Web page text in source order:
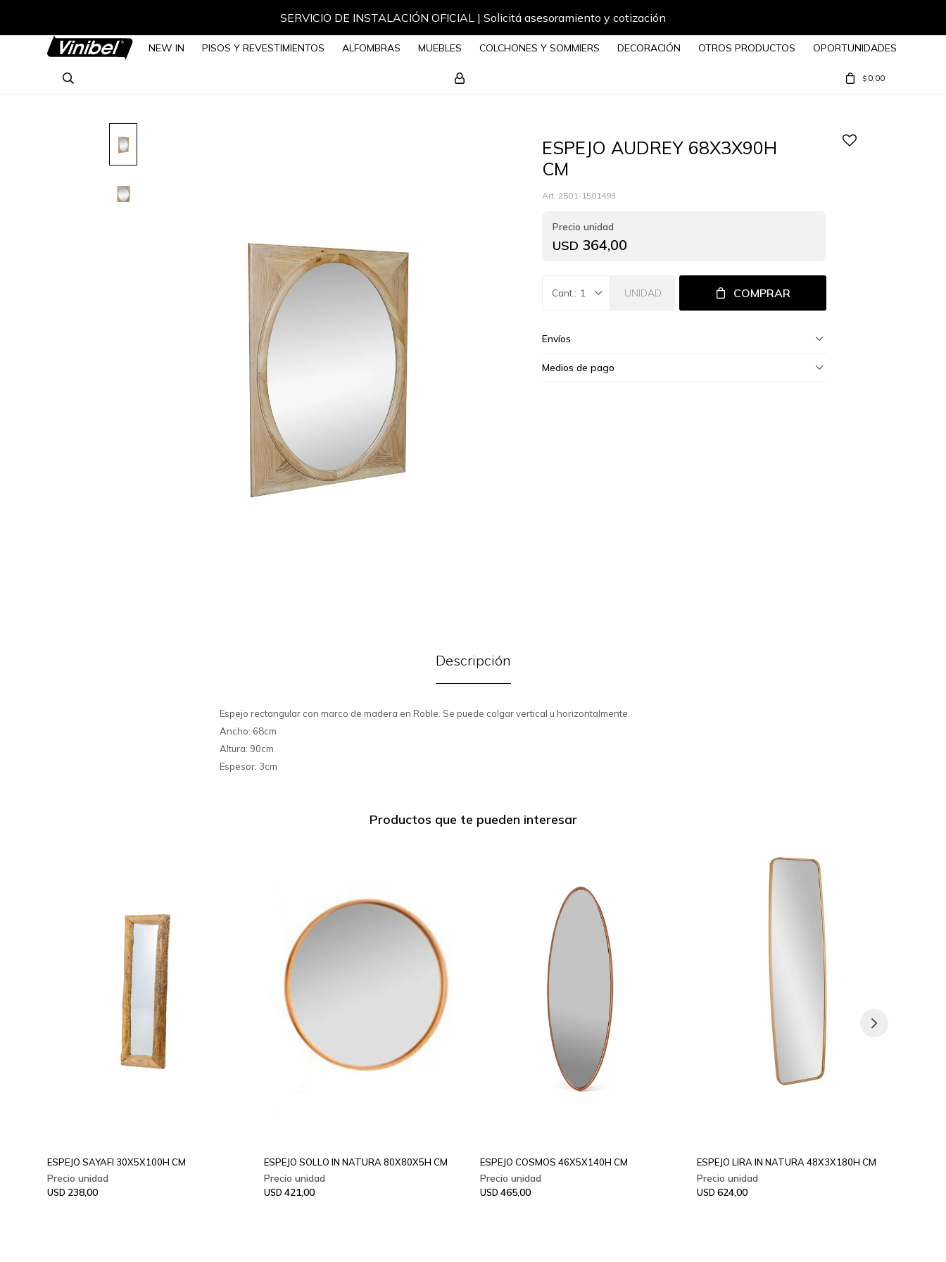
SERVICIO DE INSTALACIÓN OFICIAL | Solicitá asesoramiento y cotización
NEW IN PISOS Y REVESTIMIENTOS ALFOMBRAS MUEBLES COLCHONES Y SOMMIERS DECORACIÓN OTROS PRODUCTOS OPORTUNIDADES
$ 0,00
ESPEJO AUDREY 68X3X90H
CM
2501-1501493
USD 364,00
1 UNIDAD COMPRAR
Envíos
Medios de pago
Descripción
Espejo rectangular con marco de madera en Roble. Se puede colgar vertical u horizontalmente.
Ancho: 68cm
Altura: 90cm
Espesor: 3cm
Productos que te pueden interesar
ESPEJO SAYAFI 30X5X100H CM
USD 238,00
ESPEJO SOLLO IN NATURA 80X80X5H CM
USD 421,00
ESPEJO COSMOS 46X5X140H CM
USD 465,00
ESPEJO LIRA IN NATURA 48X3X180H CM
USD 624,00